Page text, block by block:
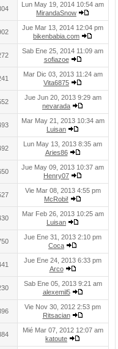
Lun May 19, 2014 10:54 am
MirandaSnow
Jue Mar 13, 2014 12:04 pm
bikenbabia.com
Sab Ene 25, 2014 11:09 am
sofiazoe
Mar Dic 03, 2013 11:24 am
Vita6875
Jue Jun 20, 2013 9:29 am
nevarada
Mar May 21, 2013 10:34 am
Luisan
Lun May 13, 2013 8:35 am
Aries86
Jue May 09, 2013 10:37 am
Henry07
Vie Mar 08, 2013 4:55 pm
McRobi!
Mar Feb 26, 2013 10:25 am
Luisan
Jue Ene 31, 2013 2:10 pm
Coca
Jue Ene 24, 2013 6:33 pm
Arco
Sab Ene 05, 2013 9:21 am
alexemil5
Vie Nov 30, 2012 2:53 pm
Ritsacian
Mié Mar 07, 2012 12:07 am
katoute